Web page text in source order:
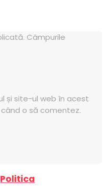
Câmpurile
și site-ul web în acest
o să comentez.
Politica